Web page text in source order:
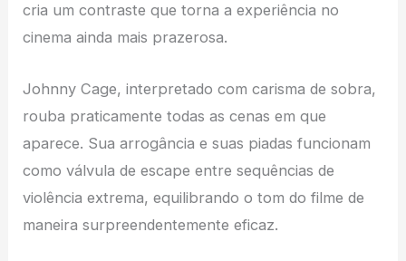
cria um contraste que torna a experiência no
cinema ainda mais prazerosa.
Johnny Cage, interpretado com carisma de sobra,
rouba praticamente todas as cenas em que
aparece. Sua arrogância e suas piadas funcionam
como válvula de escape entre sequências de
violência extrema, equilibrando o tom do filme de
maneira surpreendentemente eficaz.